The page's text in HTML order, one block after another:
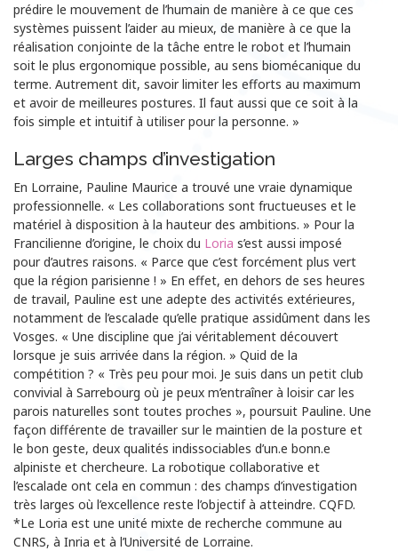
prédire le mouvement de l’humain de manière à ce que ces
systèmes puissent l’aider au mieux, de manière à ce que la
réalisation conjointe de la tâche entre le robot et l’humain
soit le plus ergonomique possible, au sens biomécanique du
terme. Autrement dit, savoir limiter les efforts au maximum
et avoir de meilleures postures. Il faut aussi que ce soit à la
fois simple et intuitif à utiliser pour la personne. »
Larges champs d’investigation
En Lorraine, Pauline Maurice a trouvé une vraie dynamique
professionnelle. « Les collaborations sont fructueuses et le
matériel à disposition à la hauteur des ambitions. » Pour la
Francilienne d’origine, le choix du Loria s’est aussi imposé
pour d’autres raisons. « Parce que c’est forcément plus vert
que la région parisienne ! » En effet, en dehors de ses heures
de travail, Pauline est une adepte des activités extérieures,
notamment de l’escalade qu’elle pratique assidûment dans les
Vosges. « Une discipline que j’ai véritablement découvert
lorsque je suis arrivée dans la région. » Quid de la
compétition ? « Très peu pour moi. Je suis dans un petit club
convivial à Sarrebourg où je peux m’entraîner à loisir car les
parois naturelles sont toutes proches », poursuit Pauline. Une
façon différente de travailler sur le maintien de la posture et
le bon geste, deux qualités indissociables d’un.e bonn.e
alpiniste et chercheure. La robotique collaborative et
l’escalade ont cela en commun : des champs d’investigation
très larges où l’excellence reste l’objectif à atteindre. CQFD.
*Le Loria est une unité mixte de recherche commune au
CNRS, à Inria et à l’Université de Lorraine.